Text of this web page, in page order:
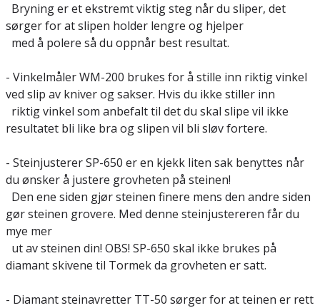
Bryning er et ekstremt viktig steg når du sliper, det
sørger for at slipen holder lengre og hjelper
med å polere så du oppnår best resultat.
- Vinkelmåler WM-200 brukes for å stille inn riktig vinkel
ved slip av kniver og sakser. Hvis du ikke stiller inn
riktig vinkel som anbefalt til det du skal slipe vil ikke
resultatet bli like bra og slipen vil bli sløv fortere.
- Steinjusterer SP-650 er en kjekk liten sak benyttes når
du ønsker å justere grovheten på steinen!
Den ene siden gjør steinen finere mens den andre siden
gør steinen grovere. Med denne steinjustereren får du
mye mer
ut av steinen din! OBS! SP-650 skal ikke brukes på
diamant skivene til Tormek da grovheten er satt.
- Diamant steinavretter TT-50 sørger for at teinen er rett